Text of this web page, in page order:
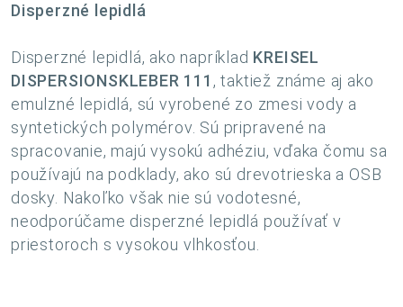
Disperzné lepidlá
Disperzné lepidlá, ako napríklad KREISEL
DISPERSIONSKLEBER 111 , taktiež známe aj ako
emulzné lepidlá, sú vyrobené zo zmesi vody a
syntetických polymérov. Sú pripravené na
spracovanie, majú vysokú adhéziu, vďaka čomu sa
používajú na podklady, ako sú drevotrieska a OSB
dosky. Nakoľko však nie sú vodotesné,
neodporúčame disperzné lepidlá používať v
priestoroch s vysokou vlhkosťou.